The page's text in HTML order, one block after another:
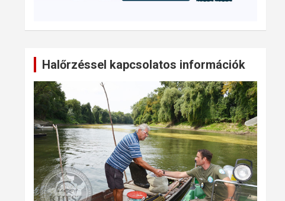
Halőrzéssel kapcsolatos információk